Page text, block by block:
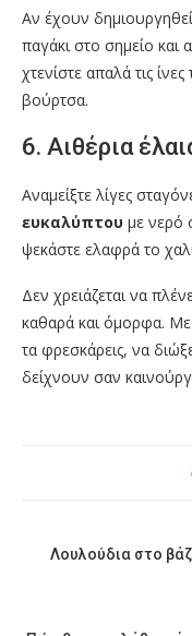
Αν έχουν
παγάκι στο σημείο και
χτενίστε απαλά τις
βούρτσα.
6. Αιθέρια
Αναμείξτε λίγες
ευκαλύπτου με νερό
ψεκάστε ελαφρά το
Δεν χρειάζεται να
καθαρά και όμορφα.
τα φρεσκάρεις, να
δείχνουν σαν
Λουλούδια στο